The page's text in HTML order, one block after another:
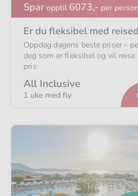
Spar opptil 6073,- per person
Er du fleksibel med
Oppdag dagens beste priser –
deg som er fleksibel og vil
pris.
All Inclusive
1 uke med fly